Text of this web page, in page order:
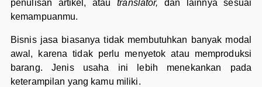
penulisan artikel, atautranslator,dan lainnya sesuai
kemampuanmu.
Bisnis jasa biasanya tidak membutuhkan banyak modal
awal, karena tidak perlu menyetok atau memproduksi
barang. Jenis usaha ini lebih menekankan pada
keterampilan yang kamu miliki.